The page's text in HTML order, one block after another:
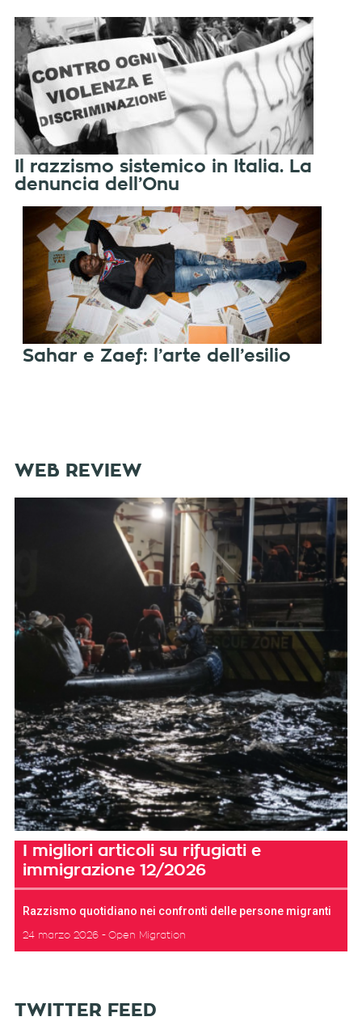
Il razzismo sistemico in Italia. La
denuncia dell’Onu
Sahar e Zaef: l’arte dell’esilio
WEB REVIEW
I migliori articoli su rifugiati e
immigrazione 12/2026
Razzismo quotidiano nei confronti delle persone migranti
24 marzo 2026 Open Migration
TWITTER FEED